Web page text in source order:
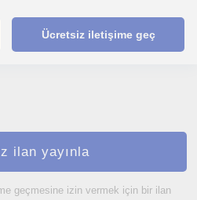
Ücretsiz iletişime geç
ilan yayınla
geçmesine izin vermek için bir ilan